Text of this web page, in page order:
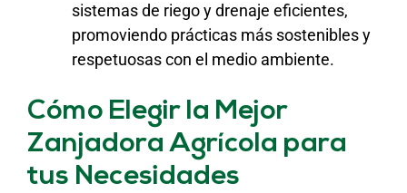
sistemas de riego y drenaje eficientes,
promoviendo prácticas más sostenibles y
respetuosas con el medio ambiente.
Cómo Elegir la Mejor
Zanjadora Agrícola para
tus Necesidades